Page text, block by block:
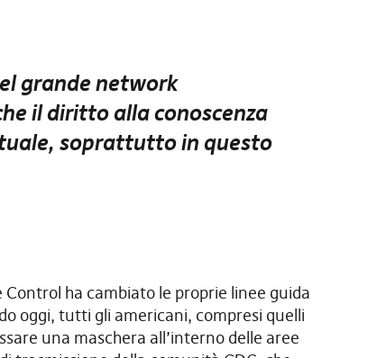
grande network
il diritto alla conoscenza
soprattutto in questo
ha cambiato le proprie linee guida
oggi, tutti gli americani, compresi quelli
una maschera all’interno delle aree